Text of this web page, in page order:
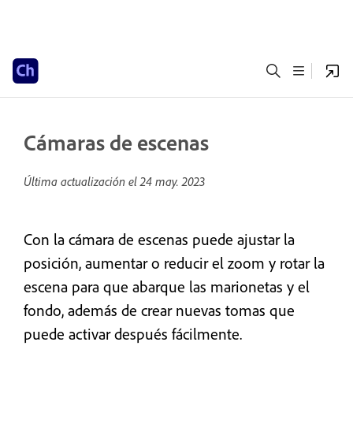
Cámaras de escenas
Última actualización el24 may. 2023
Con la cámara de escenas puede ajustar la
posición, aumentar o reducir el zoom y rotar la
escena para que abarque las marionetas y el
fondo, además de crear nuevas tomas que
puede activar después fácilmente.